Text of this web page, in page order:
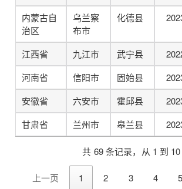
内蒙古自
治区
乌兰察
布市
化德县
江西省 九江市 武宁县
河南省
信阳市 固始县
安徽省
六安市 霍邱县
甘肃省
兰州市 皋兰县
共 69 条记录，从 1 到 10
上一页 1 2 3 4 5